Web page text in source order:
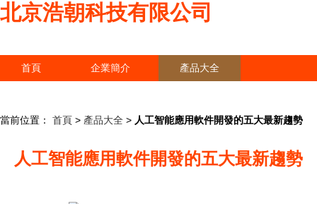
北京浩朝科技有限公司
首頁 企業簡介 產品大全
當前位置： 首頁 > 產品大全 > 人工智能應用軟件開發的五大最新趨勢
人工智能應用軟件開發的五大最新趨勢